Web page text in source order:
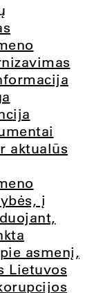
aktualūs
į
asmenį,
Lietuvos